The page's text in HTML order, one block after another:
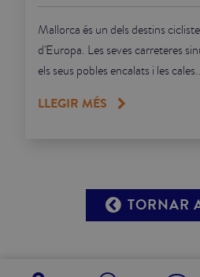
Mallorca és un dels destins
d'Europa. Les seves carreteres
els seus pobles encalats i les
LLEGIR MÉS
TORNAR